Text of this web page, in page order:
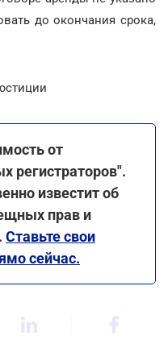
до окончания срока,
от
регистраторов".
известит об
прав и
Ставьте свои
сейчас.